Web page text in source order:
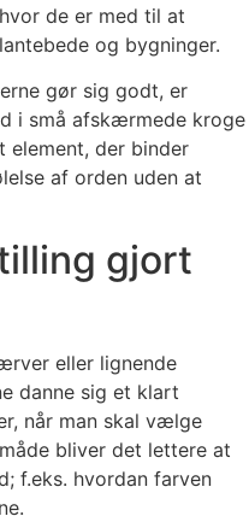
de er med til at
og bygninger.
gør sig godt, er
i små afskærmede kroge
element, der binder
af orden uden at
gjort
eller lignende
danne sig et klart
når man skal vælge
bliver det lettere at
f.eks. hvordan farven